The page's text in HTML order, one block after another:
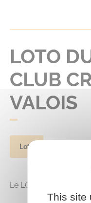
LOTO
CLUB
VALOIS
Loto
Le LOTO du HBCC
This site